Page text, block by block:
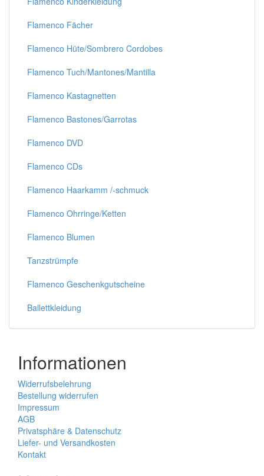
Flamenco Fächer
Flamenco Hüte/Sombrero Cordobes
Flamenco Tuch/Mantones/Mantilla
Flamenco Kastagnetten
Flamenco Bastones/Garrotas
Flamenco DVD
Flamenco CDs
Flamenco Haarkamm /-schmuck
Flamenco Ohrringe/Ketten
Flamenco Blumen
Tanzstrümpfe
Flamenco Geschenkgutscheine
Ballettkleidung
Informationen
Widerrufsbelehrung
Bestellung widerrufen
Impressum
AGB
Privatsphäre & Datenschutz
Liefer- und Versandkosten
Kontakt